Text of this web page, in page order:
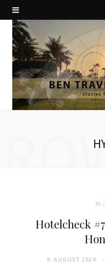
In
Hotelcheck
9. AUGUST 2024